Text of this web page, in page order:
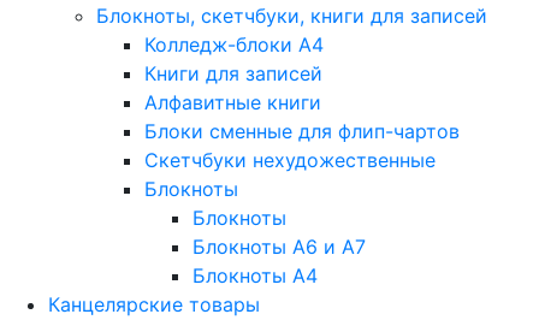
Блокноты, скетчбуки, книги для записей
Колледж-блоки А4
Книги для записей
Алфавитные книги
Блоки сменные для флип-чартов
Скетчбуки нехудожественные
Блокноты
Блокноты
Блокноты A6 и A7
Блокноты A4
Канцелярские товары